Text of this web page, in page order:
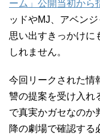
ーム」公開当初から
ッドやMJ、アベン
思い出すきっかけに
しれません。
今回リークされた情
讐の提案を受け入れ
で真実かガセなのか
降の劇場で確認する